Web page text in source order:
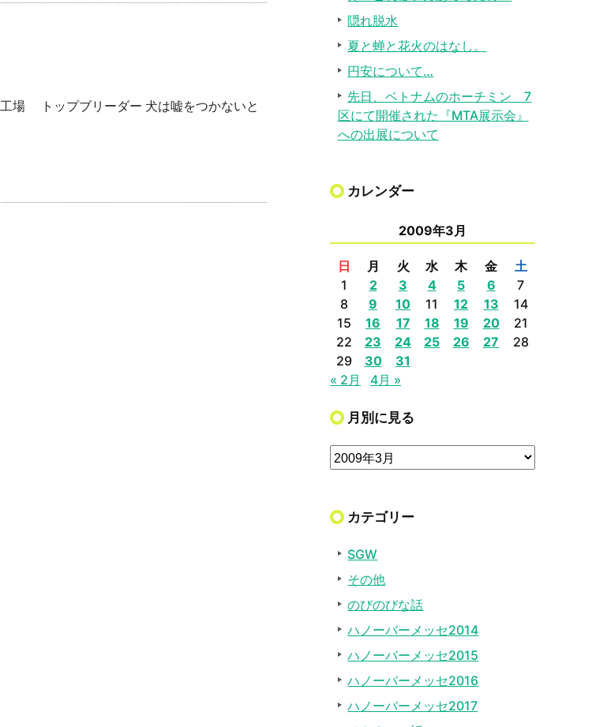
リーダー 犬は嘘をつかないと
隠れ脱水
夏と蝉と花火のはなし。
円安について…
先日、ベトナムのホーチミン 7
区にて開催された『MTA展示会』
への出展について
カレンダー
2009年3月
日 月 火 水 木 金
土
1
2 3 4 5 6
7
8
9 10 11 12 13
14
15
16 17 18 19 20
21
22
23 24 25 26 27
28
29
30
31
« 2月
4月 »
月別に見る
カテゴリー
SGW
その他
のびのびな話
ハノーバーメッセ2014
ハノーバーメッセ2015
ハノーバーメッセ2016
ハノーバーメッセ2017